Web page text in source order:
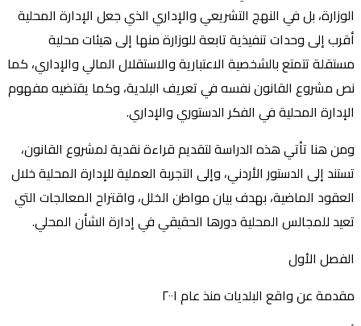
الوزارة، بل في النهج التشريعي والإداري الذي جعل الإدارة المحلية
أقرب إلى وحدات تنفيذية تابعة للوزارة منها إلى هيئات محلية
مستقلة تتمتع بالشخصية الاعتبارية والاستقلال المالي والإداري، كما
نص مشروع القانون نفسه في تعريف البلدية، وكما يقتضيه مفهوم
الإدارة المحلية في الفكر الدستوري والإداري.
ومن هنا تأتي هذه الدراسة لتقديم قراءة نقدية لمشروع القانون،
تستند إلى الدستور الأردني، وإلى التجربة العملية للإدارة المحلية خلال
العقود الماضية، بهدف بيان مواطن الخلل، واقتراح المعالجات التي
تعيد للمجالس المحلية دورها الحقيقي في إدارة الشأن المحلي.
الفصل الأول
مقدمة عن واقع البلديات منذ عام ٢٠٠١